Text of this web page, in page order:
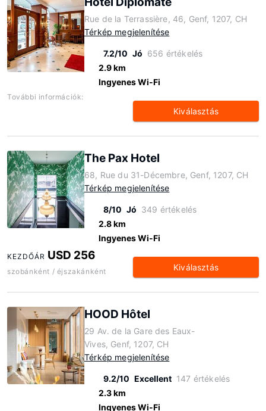
Rue de la Terrassière, 46, Genf, 1207, CH
Térkép megjelenítése
7.2/10 Jó 656 értékelés
2.9 km
Ingyenes Wi-Fi
További információk:
Kiválasztás
The Pax Hotel
68, Rue du 31-Décembre, Genf, 1207, CH
Térkép megjelenítése
8/10 Jó 349 értékelés
2.8 km
Ingyenes Wi-Fi
KEZDŐÁR USD 256
szobánként / éjszakánként Kiválasztás
HOOD Hôtel
29 Av. de la Gare des Eaux-
Vives, Genf, 1207, CH
Térkép megjelenítése
9.2/10 Excellent 147 értékelés
2.3 km
Ingyenes Wi-Fi